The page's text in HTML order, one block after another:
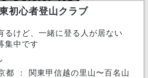
初心者登山クラブ
るけど、一緒に登る人が居ない
集中です
都 ： 関東甲信越の里山〜百名山